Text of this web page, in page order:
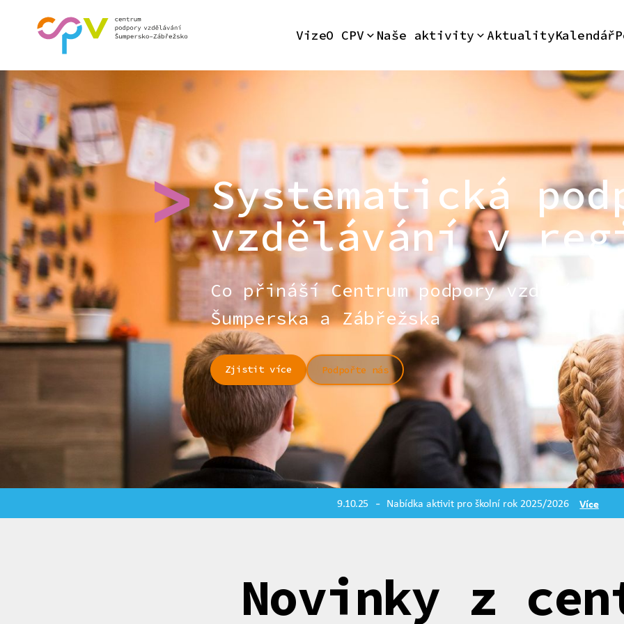
VizeO CPV Naše aktivity AktualityKalendář
Systematická
vzdělávání v
Co přináší Centrum podpory
Šumperska a Zábřežska
Zjistit více Podpořte nás
9.10.25 - Nabídka aktivit pro školní rok 2025/2026 Více
Novinky z